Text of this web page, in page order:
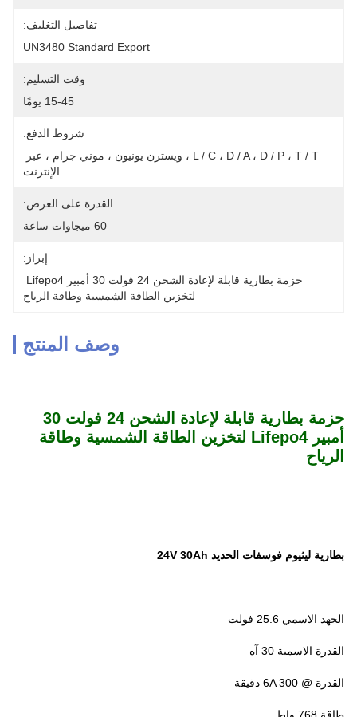
تفاصيل التغليف:
UN3480 Standard Export
وقت التسليم:
15-45 يومًا
شروط الدفع:
الإنترنت
القدرة على العرض:
60 ميجاوات ساعة
إبراز:
لتخزين الطاقة الشمسية وطاقة الرياح
وصف المنتج
حزمة بطارية قابلة لإعادة الشحن 24 فولت 30
أمبير Lifepo4 لتخزين الطاقة الشمسية وطاقة
الرياح
بطارية ليثيوم فوسفات الحديد 24V 30Ah
الجهد الاسمي 25.6 فولت
القدرة الاسمية 30 آه
القدرة @ 6A 300 دقيقة